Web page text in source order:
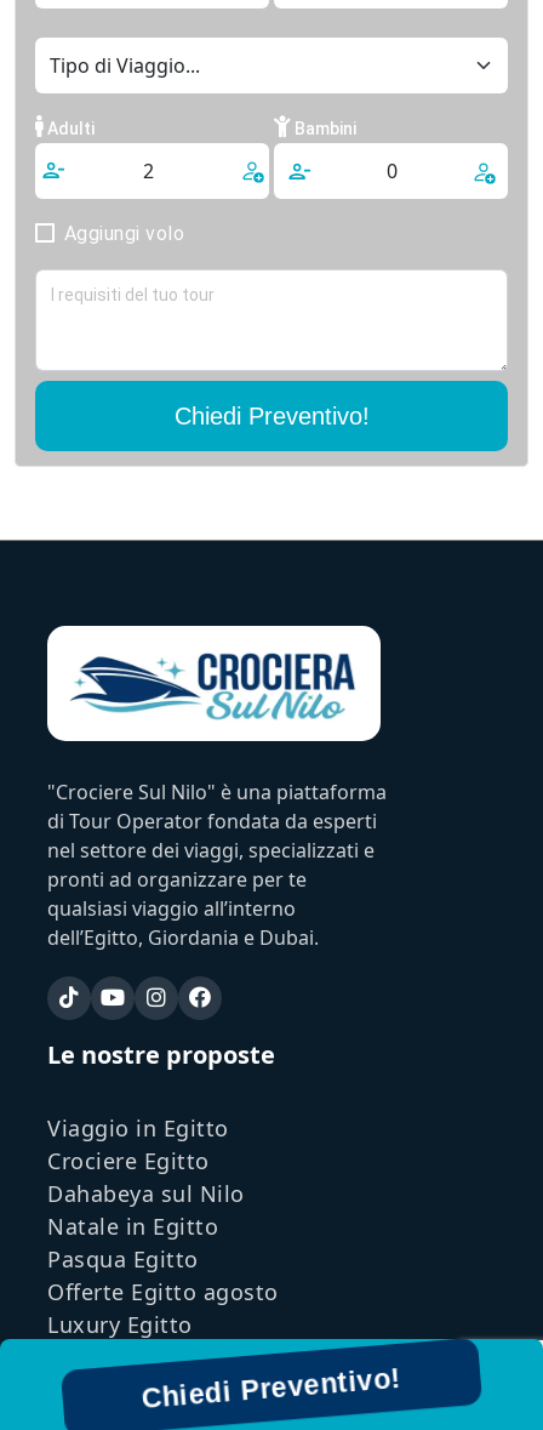
Adulti Bambini
Aggiungi volo
Chiedi Preventivo!
Chiedi Preventivo!
"Crociere Sul Nilo" è una piattaforma
di Tour Operator fondata da esperti
nel settore dei viaggi, specializzati e
pronti ad organizzare per te
qualsiasi viaggio all’interno
dell’Egitto, Giordania e Dubai.
Le nostre proposte
Viaggio in Egitto
Crociere Egitto
Dahabeya sul Nilo
Natale in Egitto
Pasqua Egitto
Offerte Egitto agosto
Luxury Egitto
Nostre info